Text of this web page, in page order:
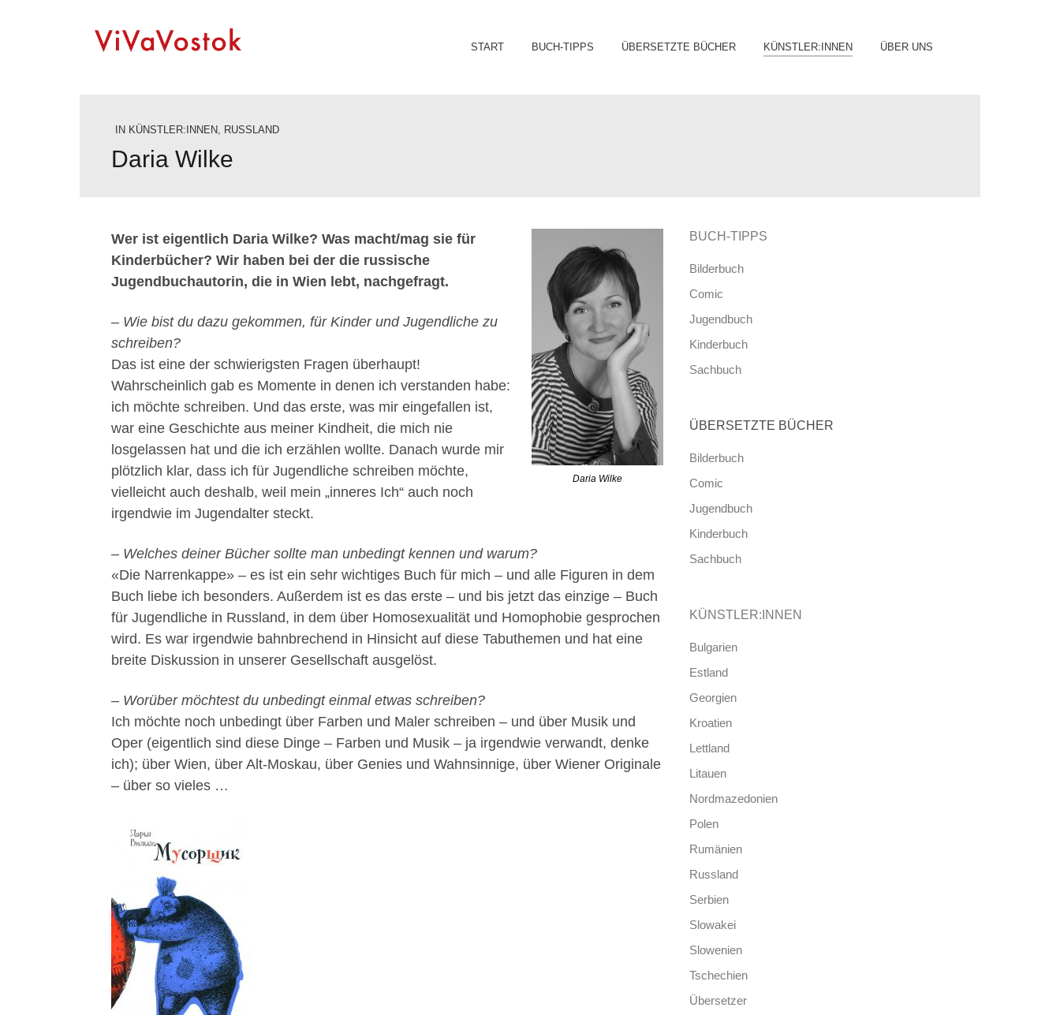
Skip
START BUCH-TIPPS ÜBERSETZTE BÜCHER KÜNSTLER:INNEN ÜBER UNS
IN KÜNSTLER:INNEN, RUSSLAND
Daria Wilke
Daria Wilke
Wer ist eigentlich Daria Wilke? Was macht/mag sie für
Kinderbücher? Wir haben bei der die russische
Jugendbuchautorin, die in Wien lebt, nachgefragt.
– Wie bist du dazu gekommen, für Kinder und Jugendliche zu
schreiben?
Das ist eine der schwierigsten Fragen überhaupt!
Wahrscheinlich gab es Momente in denen ich verstanden habe:
ich möchte schreiben. Und das erste, was mir eingefallen ist,
war eine Geschichte aus meiner Kindheit, die mich nie
losgelassen hat und die ich erzählen wollte. Danach wurde mir
plötzlich klar, dass ich für Jugendliche schreiben möchte,
vielleicht auch deshalb, weil mein „inneres Ich“ auch noch
irgendwie im Jugendalter steckt.
– Welches deiner Bücher sollte man unbedingt kennen und warum?
«Die Narrenkappe» – es ist ein sehr wichtiges Buch für mich – und alle Figuren in dem
Buch liebe ich besonders. Außerdem ist es das erste – und bis jetzt das einzige – Buch
für Jugendliche in Russland, in dem über Homosexualität und Homophobie gesprochen
wird. Es war irgendwie bahnbrechend in Hinsicht auf diese Tabuthemen und hat eine
breite Diskussion in unserer Gesellschaft ausgelöst.
– Worüber möchtest du unbedingt einmal etwas schreiben?
Ich möchte noch unbedingt über Farben und Maler schreiben – und über Musik und
Oper (eigentlich sind diese Dinge – Farben und Musik – ja irgendwie verwandt, denke
ich); über Wien, über Alt-Moskau, über Genies und Wahnsinnige, über Wiener Originale
– über so vieles …
BUCH-TIPPS
Bilderbuch
Comic
Jugendbuch
Kinderbuch
Sachbuch
ÜBERSETZTE BÜCHER
Bilderbuch
Comic
Jugendbuch
Kinderbuch
Sachbuch
KÜNSTLER:INNEN
Bulgarien
Estland
Georgien
Kroatien
Lettland
Litauen
Nordmazedonien
Polen
Rumänien
Russland
Serbien
Slowakei
Slowenien
Tschechien
Übersetzer